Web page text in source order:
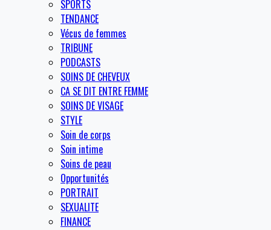
SPORTS
TENDANCE
Vécus de femmes
TRIBUNE
PODCASTS
SOINS DE CHEVEUX
CA SE DIT ENTRE FEMME
SOINS DE VISAGE
STYLE
Soin de corps
Soin intime
Soins de peau
Opportunités
PORTRAIT
SEXUALITE
FINANCE